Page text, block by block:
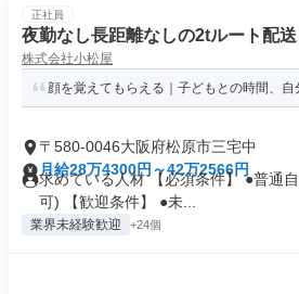
正社員
夜勤なし長距離なしの2tルート配
株式会社小松屋
顔を覚えてもらえる｜子どもとの時間、
〒580-0046大阪府松原市三宅中
月給28万4300円～42万2566円
求めている人材 【必須条件】 ●普通
可) 【歓迎条件】 ●未...
業界未経験歓迎 +24個